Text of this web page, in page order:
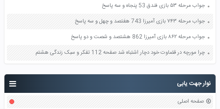
نوار جهت یابی
صفحه اصلی
جواب مرحله ۵۳ بازی فندق 53 پنجاه و سه پاسخ
جواب مرحله ۷۴۳ بازی آمیرزا 743 هفتصد و چهل و سه پاسخ
جواب مرحله ۸۶۲ بازی آمیرزا 862 هشتصد و شصت و دو پاسخ
چرا مورچه در قضاوت خود دچار اشتباه شد صفحه 112 تفکر و سبک زندگی هشتم